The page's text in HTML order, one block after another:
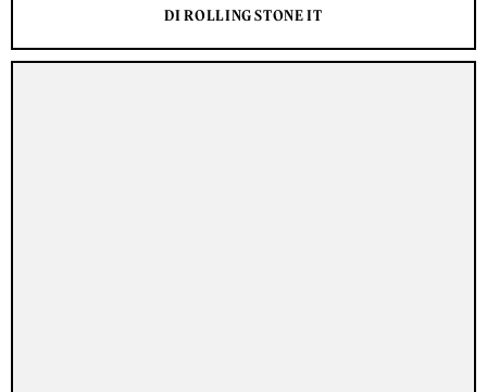
DI ROLLING STONE IT